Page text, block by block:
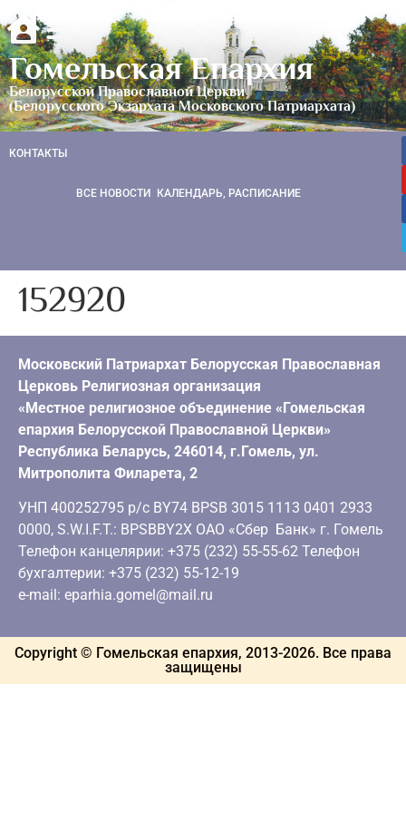
Гомельская Епархия
Белорусской Православной Церкви
(Белорусского Экзархата Московского Патриархата)
КОНТАКТЫ
ВСЕ НОВОСТИ КАЛЕНДАРЬ, РАСПИСАНИЕ
152920
Московский Патриархат Белорусская Православная
Церковь Религиозная организация
«Местное религиозное объединение «Гомельская
епархия Белорусской Православной Церкви»
Республика Беларусь, 246014, г.Гомель, ул.
Митрополита Филарета, 2
УНП 400252795 р/с BY74 BPSB 3015 1113 0401 2933
0000, S.W.I.F.T.: BPSBBY2X ОАО «Сбер Банк» г. Гомель
Телефон канцелярии: +375 (232) 55-55-62 Телефон
бухгалтерии: +375 (232) 55-12-19
e-mail: eparhia.gomel@mail.ru
Copyright © Гомельская епархия, 2013-2026. Все права
защищены